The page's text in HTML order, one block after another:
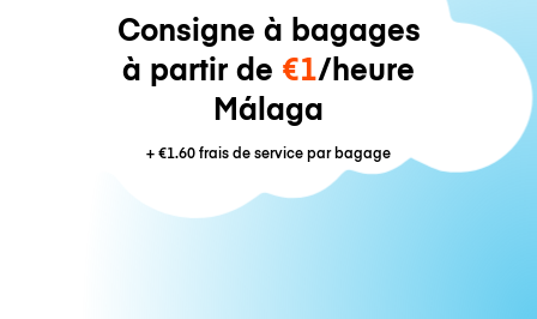
Consigne à bagages
à partir de €1/heure
Málaga
+€1.60frais de service par bagage